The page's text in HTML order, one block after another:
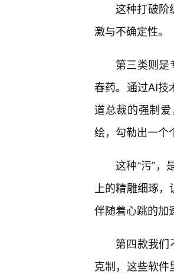
这种打破阶
激与不确定性。
第三类则是
春药。通过AI技
道总裁的强制
绘，勾勒出一个
这种“污”
上的精雕细琢
伴随着心跳的加
第四款我们
克制，这些软